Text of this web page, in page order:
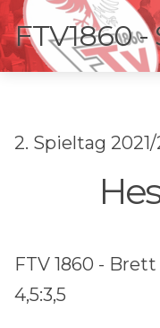
FTV1860 -
2. Spieltag
FTV 1860 -
4,5:3,5